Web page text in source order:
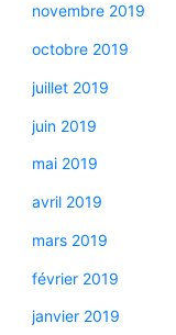
novembre 2019
octobre 2019
juillet 2019
juin 2019
mai 2019
avril 2019
mars 2019
février 2019
janvier 2019